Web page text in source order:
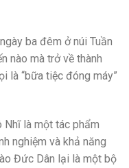
ba đêm ở núi Tuần
nào mà trở về thành
là “bữa tiệc đóng máy”
Nhĩ là một tác phẩm
nghiệm và khả năng
Đức Dân lại là một bộ